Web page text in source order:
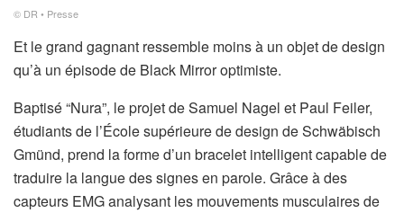
© DR • Presse
Et le grand gagnant ressemble moins à un objet de design
qu’à un épisode de Black Mirror optimiste.
Baptisé “Nura”, le projet de Samuel Nagel et Paul Feiler,
étudiants de l’École supérieure de design de Schwäbisch
Gmünd, prend la forme d’un bracelet intelligent capable de
traduire la langue des signes en parole. Grâce à des
capteurs EMG analysant les mouvements musculaires de